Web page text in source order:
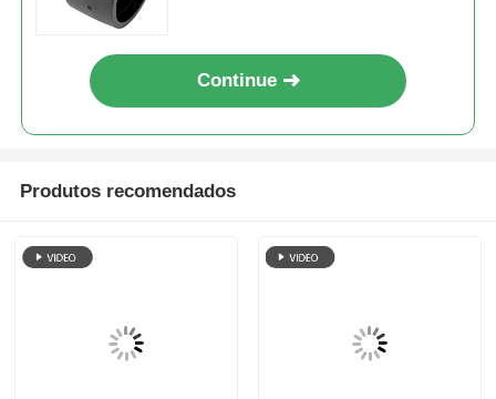
Continue
Produtos recomendados